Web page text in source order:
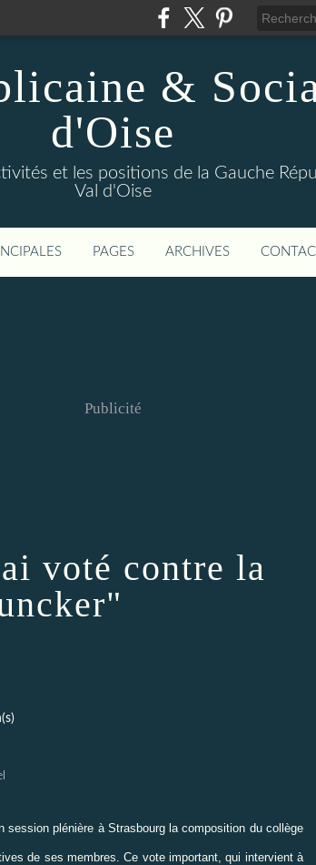
&
d'Oise
et les positions de la Gauche
Val d'Oise
PAGES ARCHIVES
Publicité
voté contre la
session plénière à Strasbourg la composition du collège
de ses membres. Ce vote important, qui intervient à